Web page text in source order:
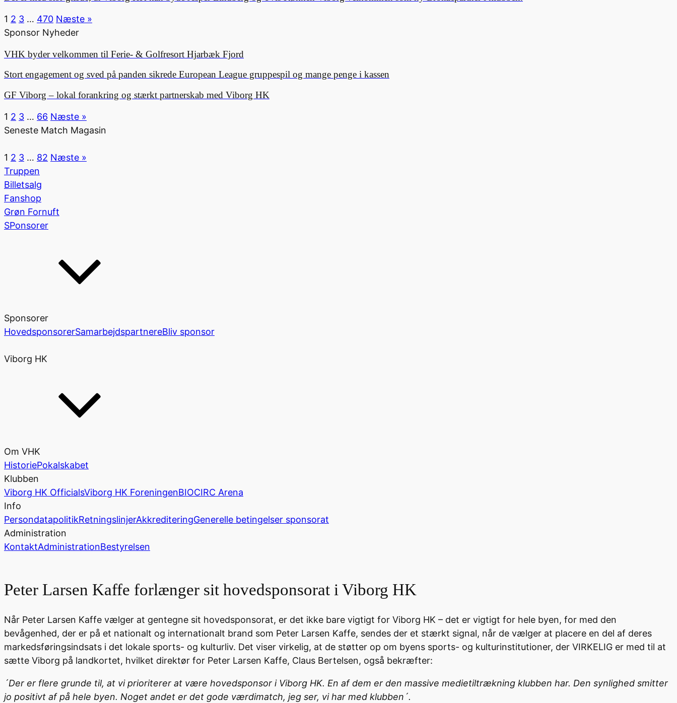
1 2 3 … 470 Næste »
Sponsor Nyheder
VHK byder velkommen til Ferie- & Golfresort Hjarbæk Fjord
Stort engagement og sved på panden sikrede European League gruppespil og mange penge i kassen
GF Viborg – lokal forankring og stærkt partnerskab med Viborg HK
1 2 3 … 66 Næste »
Seneste Match Magasin
1 2 3 … 82 Næste »
Truppen
Billetsalg
Fanshop
Grøn Fornuft
SPonsorer
Sponsorer
HovedsponsorerSamarbejdspartnereBliv sponsor
Viborg HK
Om VHK
HistoriePokalskabet
Klubben
Viborg HK OfficialsViborg HK ForeningenBIOCIRC Arena
Info
PersondatapolitikRetningslinjerAkkrediteringGenerelle betingelser sponsorat
Administration
KontaktAdministrationBestyrelsen
Peter Larsen Kaffe forlænger sit hovedsponsorat i Viborg HK
Når Peter Larsen Kaffe vælger at gentegne sit hovedsponsorat, er det ikke bare vigtigt for Viborg HK – det er vigtigt for hele byen, for med den
bevågenhed, der er på et nationalt og internationalt brand som Peter Larsen Kaffe, sendes der et stærkt signal, når de vælger at placere en del af deres
markedsføringsindsats i det lokale sports- og kulturliv. Det viser virkelig, at de støtter op om byens sports- og kulturinstitutioner, der VIRKELIG er med til at
sætte Viborg på landkortet, hvilket direktør for Peter Larsen Kaffe, Claus Bertelsen, også bekræfter:
´Der er flere grunde til, at vi prioriterer at være hovedsponsor i Viborg HK. En af dem er den massive medietiltrækning klubben har. Den synlighed smitter
jo positivt af på hele byen. Noget andet er det gode værdimatch, jeg ser, vi har med klubben´.